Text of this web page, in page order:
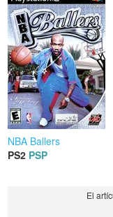
NBA Ballers
PS2 PSP